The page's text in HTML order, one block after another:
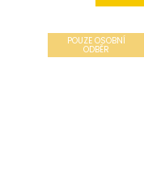
POUZE OSOBNÍ
ODBĚR